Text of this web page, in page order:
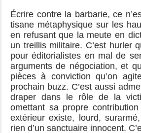
Écrire contre la barbarie, ce
tisane métaphysique sur les
en refusant que la meute en
un treillis militaire. C’est hurler
pour éditorialistes en mal de
arguments de négociation, et
pièces à conviction qu’on
prochain buzz. C’est aussi
draper dans le rôle de la
omettant sa propre
extérieur existe, lourd,
rien d’un sanctuaire innocent.